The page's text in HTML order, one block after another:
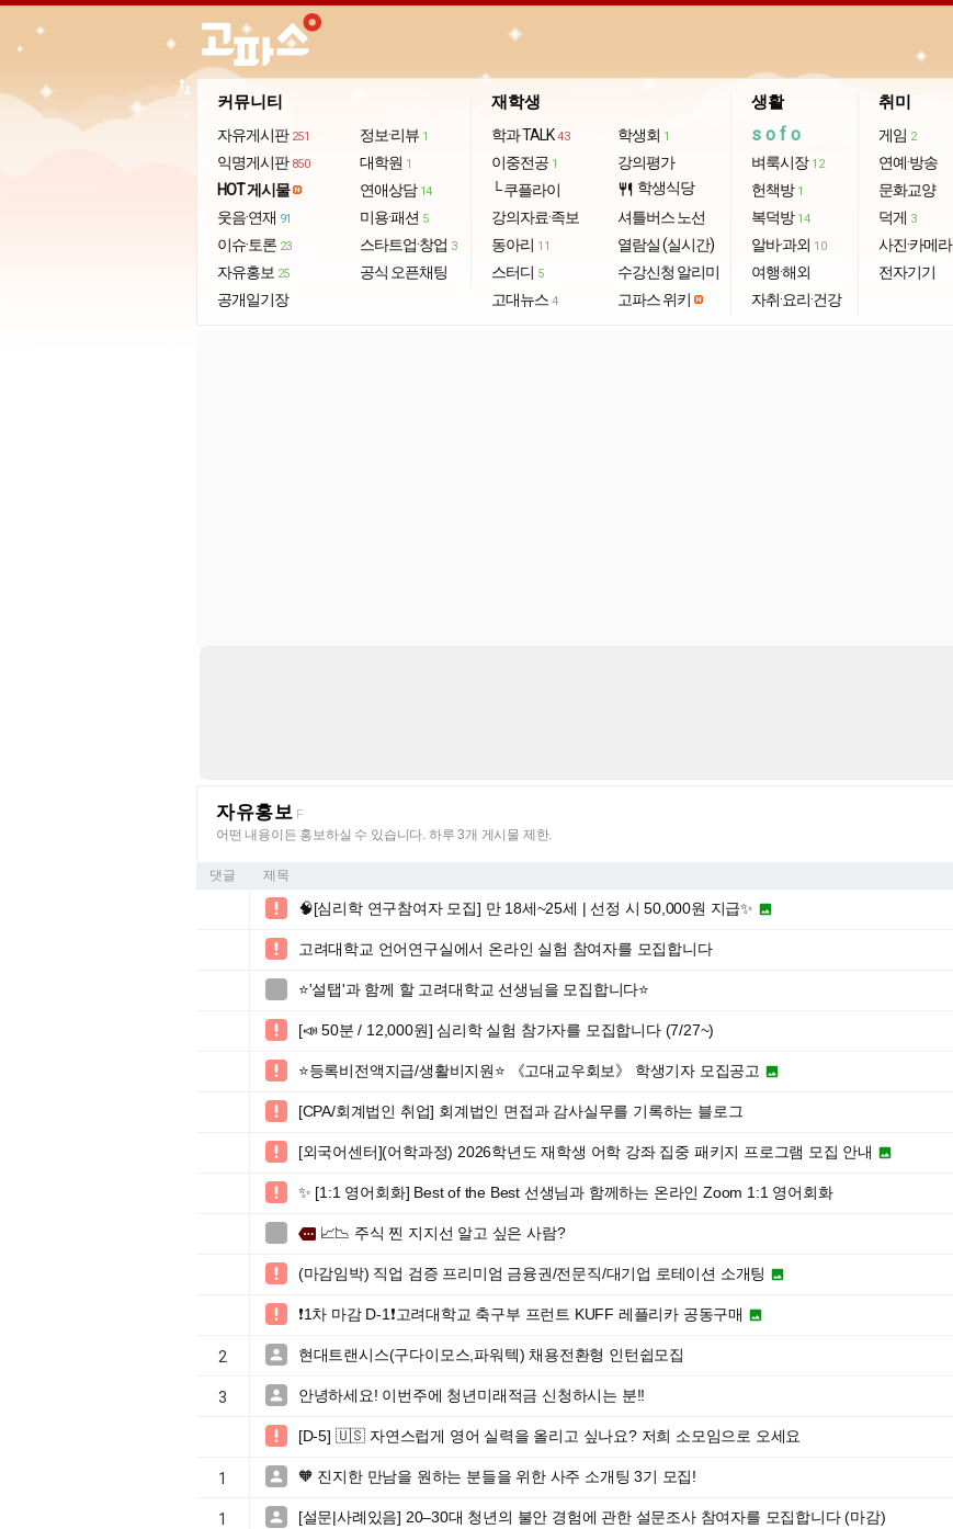
커뮤니티
자유게시판 251
익명게시판 850
HOT 게시물
웃음·연재 91
이슈·토론 23
자유홍보 25
공개일기장
정보·리뷰 1
대학원 1
연애상담 14
미용·패션 5
스타트업·창업 3
공식 오픈채팅
재학생
학과 TALK 43
이중전공 1
└ 쿠플라이
강의자료·족보
동아리 11
스터디 5
고대뉴스 4
학생회 1
강의평가
restaurant 학생식당
셔틀버스 노선
열람실 (실시간)
수강신청 알리미
고파스 위키
생활
sofo
벼룩시장 12
헌책방 1
복덕방 14
알바·과외 10
여행·해외
자취·요리·건강
취미
게임 2
연예·방송
문화교양
덕게 3
사진·카메라
전자기기
import_export
자유홍보 F
어떤 내용이든 홍보하실 수 있습니다. 하루 3개 게시물 제한.
댓글 제목
 🧠[심리학 연구참여자 모집] 만 18세~25세 | 선정 시 50,000원 지급✨ 
 고려대학교 언어연구실에서 온라인 실험 참여자를 모집합니다
⭐'설탭'과 함께 할 고려대학교 선생님을 모집합니다⭐
 [📣 50분 / 12,000원] 심리학 실험 참가자를 모집합니다 (7/27~)
 ⭐️등록비전액지급/생활비지원⭐️ 《고대교우회보》 학생기자 모집공고 
 [CPA/회계법인 취업] 회계법인 면접과 감사실무를 기록하는 블로그
 [외국어센터](어학과정) 2026학년도 재학생 어학 강좌 집중 패키지 프로그램 모집 안내 
 ✨ [1:1 영어회화] Best of the Best 선생님과 함께하는 온라인 Zoom 1:1 영어회화
more 📈📉 주식 찐 지지선 알고 싶은 사람?
 (마감임박) 직업 검증 프리미엄 금융권/전문직/대기업 로테이션 소개팅 
 ❗️1차 마감 D-1❗️고려대학교 축구부 프런트 KUFF 레플리카 공동구매 
2  현대트랜시스(구다이모스,파워텍) 채용전환형 인턴쉽모집
3  안녕하세요! 이번주에 청년미래적금 신청하시는 분!!
 [D-5] 🇺🇸 자연스럽게 영어 실력을 올리고 싶나요? 저희 소모임으로 오세요
1  🧡 진지한 만남을 원하는 분들을 위한 사주 소개팅 3기 모집!
1  [설문|사례있음] 20–30대 청년의 불안 경험에 관한 설문조사 참여자를 모집합니다 (마감)